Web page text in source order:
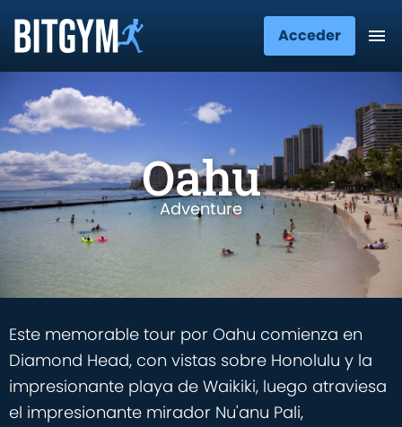
Acceder
Oahu
Adventure
Este memorable tour por Oahu comienza en
Diamond Head, con vistas sobre Honolulu y la
impresionante playa de Waikiki, luego atraviesa
el impresionante mirador Nu'anu Pali,